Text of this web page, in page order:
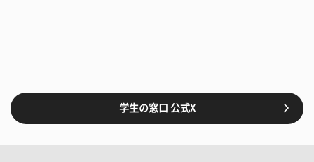
学生の窓口 公式X